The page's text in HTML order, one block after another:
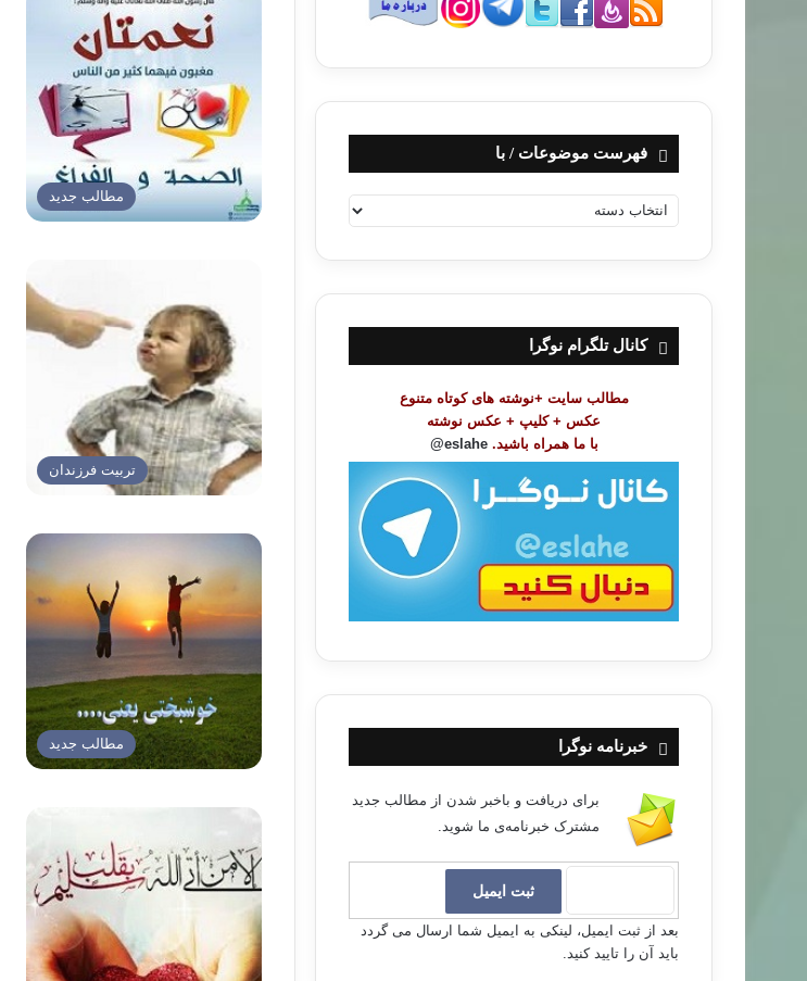
مطالب جدید
تربیت فرزندان
مطالب جدید
فهرست موضوعات / با
ه
ت
ض
کانال تلگرام نوگرا
مطالب سایت +نوشته های کوتاه متنوع
عکس + کلیپ + عکس نوشته
با ما همراه باشید. eslahe@
خبرنامه نوگرا
برای دریافت و باخبر شدن از مطالب جدید
مشترک خبرنامه‌ی ما شوید.
بعد از ثبت ایمیل، لینکی به ایمیل شما ارسال می گردد
باید آن را تایید کنید.